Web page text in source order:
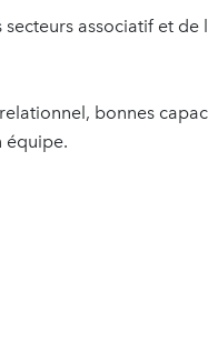
associatif et de
bonnes
équipe.